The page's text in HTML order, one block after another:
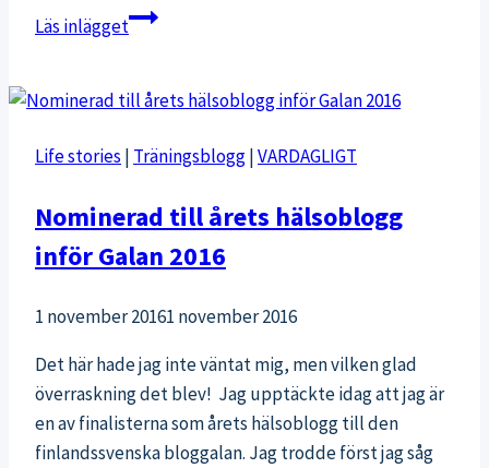
Läs inläggetEn
vad
det?
Life stories | Träningsblogg|VARDAGLIGT
Nominerad till årets hälsoblogg
inför Galan 2016
1 november 20161 november 2016
Det här hade jag inte väntat mig, men vilken glad
överraskning det blev! Jag upptäckte idag att jag är
en av finalisterna som årets hälsoblogg till den
finlandssvenska bloggalan. Jag trodde först jag såg